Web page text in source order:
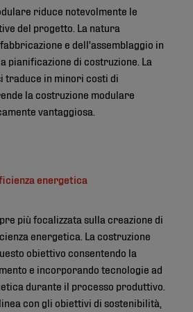
riduce notevolmente le
del progetto. La natura
e dell'assemblaggio in
pianificazione di costruzione. La
traduce in minori costi di
la costruzione modulare
vantaggiosa.
energetica
più focalizzata sulla creazione di
energetica. La costruzione
obiettivo consentendo la
e incorporando tecnologie ad
durante il processo produttivo.
con gli obiettivi di sostenibilità,